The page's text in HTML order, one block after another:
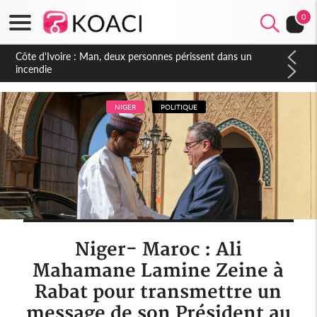
0
Côte d'Ivoire : Séileu, la célébration de la fête nationale
transformée en vaste campagne contre les produits
dépigmentants dangereux
NIGER POLITIQUE
Niger- Maroc : Ali
Mahamane Lamine Zeine à
Rabat pour transmettre un